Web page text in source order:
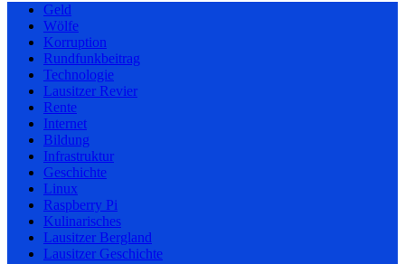
Geld
Wölfe
Korruption
Rundfunkbeitrag
Technologie
Lausitzer Revier
Rente
Internet
Bildung
Infrastruktur
Geschichte
Linux
Raspberry Pi
Kulinarisches
Lausitzer Bergland
Lausitzer Geschichte